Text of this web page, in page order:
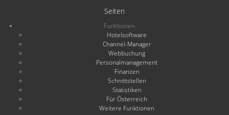
Seiten
Funktionen
Hotelsoftware
Channel-Manager
Webbuchung
Personalmanagement
Finanzen
Schnittstellen
Statistiken
Für Österreich
Weitere Funktionen